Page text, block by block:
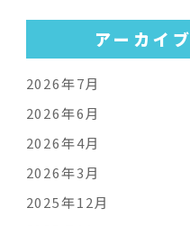
アーカイブ
2026年7月
2026年6月
2026年4月
2026年3月
2025年12月